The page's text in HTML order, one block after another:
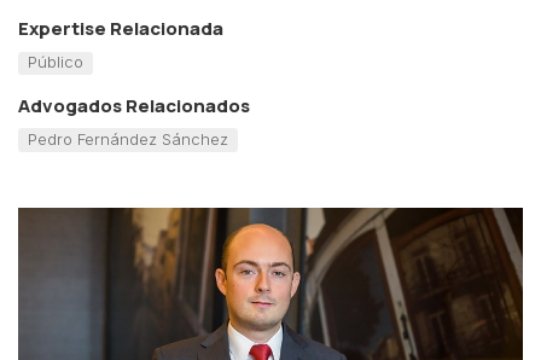
Expertise Relacionada
Público
Advogados Relacionados
Pedro Fernández Sánchez